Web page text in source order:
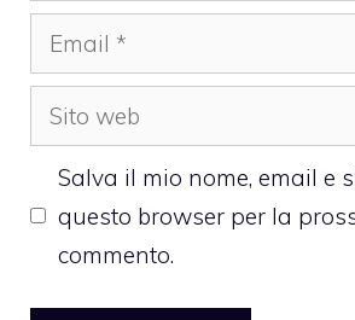
Email
Sito
web
Salva il mio nome, email e
questo browser per la
commento.